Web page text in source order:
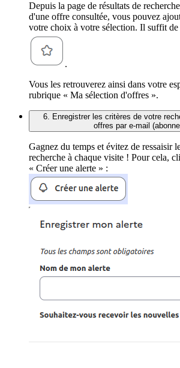
Depuis la page de résultats de
d'une offre consultée, vous pouvez
votre choix à votre sélection. Il suffit
.
Vous les retrouverez ainsi dans votre
rubrique « Ma sélection d'offres ».
6. Enregistrer les critères de votre
offres par e-mail
Gagnez du temps et évitez de ressaisir
recherche à chaque visite ! Pour cela,
« Créer une alerte » :